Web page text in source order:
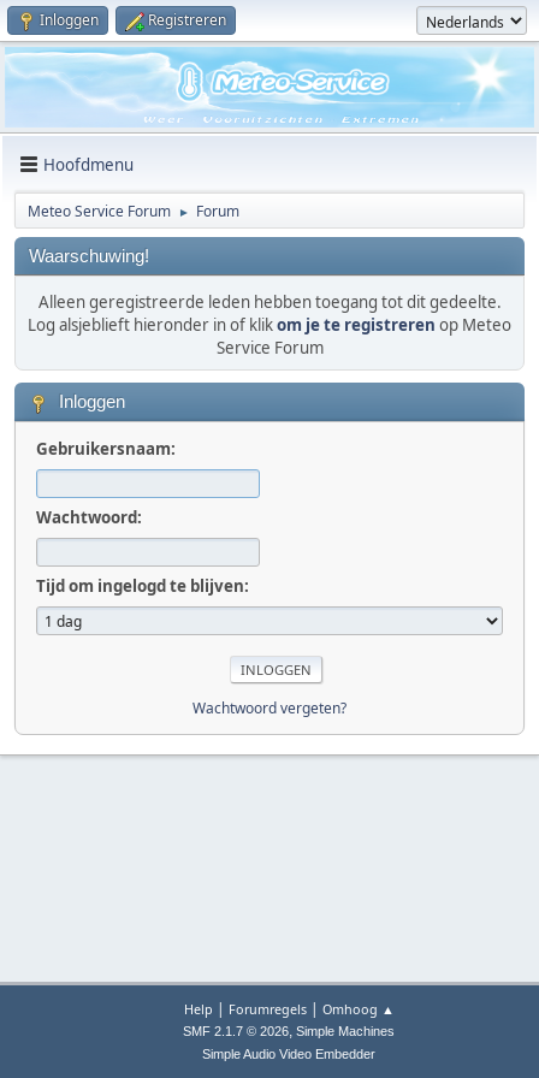
Inloggen Registreren
Hoofdmenu
Meteo Service Forum ► Forum
Waarschuwing!
Alleen geregistreerde leden hebben toegang tot dit gedeelte.
Log alsjeblieft hieronder in of klikom je te registreren op Meteo
Service Forum
Inloggen
Gebruikersnaam:
Wachtwoord:
Tijd om ingelogd te blijven:
Wachtwoord vergeten?
Help | Forumregels| Omhoog ▲
SMF 2.1.7 © 2026, Simple Machines
Simple Audio Video Embedder